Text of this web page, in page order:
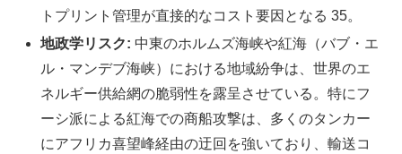
トプリント管理が直接的なコスト要因となる 35。
地政学リスク: 中東のホルムズ海峡や紅海（バブ・エ
ル・マンデブ海峡）における地域紛争は、世界のエ
ネルギー供給網の脆弱性を露呈させている。特にフ
ーシ派による紅海での商船攻撃は、多くのタンカー
にアフリカ喜望峰経由の迂回を強いており、輸送コ